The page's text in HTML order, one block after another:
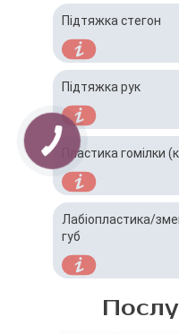
Підтяжка стегон
Підтяжка рук
Пластика гомілки
Лабіопластика/
губ